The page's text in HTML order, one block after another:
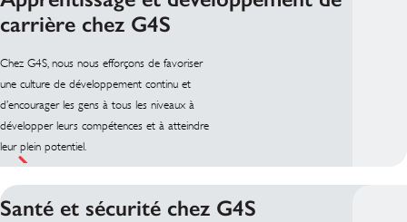
carrière chez G4S
Chez G4S, nous nous efforçons de favoriser
une culture de développement continu et
d’encourager les gens à tous les niveaux à
développer leurs compétences et à atteindre
leur plein potentiel.
Santé et sécurité chez G4S